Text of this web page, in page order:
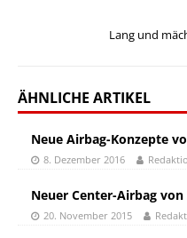
Lang und
ÄHNLICHE ARTIKEL
Neue Airbag-Konzepte
8. Dezember 2016
Neuer Center-Airbag von
20. November 2015